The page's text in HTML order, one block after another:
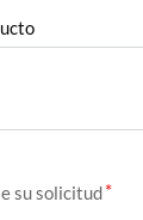
su solicitud